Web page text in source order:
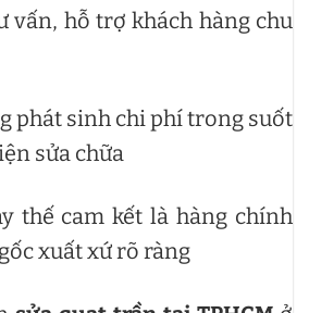
vấn, hỗ trợ khách hàng chu
phát sinh chi phí trong suốt
sửa chữa
thế cam kết là hàng chính
xuất xứ rõ ràng